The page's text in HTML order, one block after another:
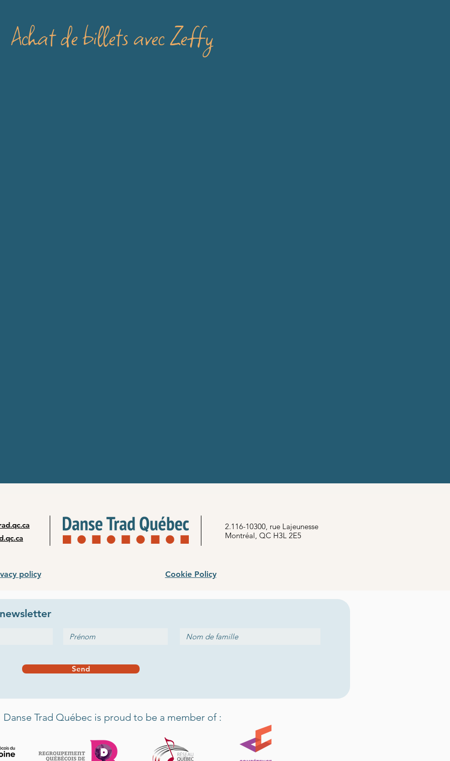
Achat de billets avec Zeffy
2.116-10300, rue Lajeunesse
Montréal, QC H3L 2E5
policy Cookie Policy
Send
Danse Trad Québec is proud to be a member of :